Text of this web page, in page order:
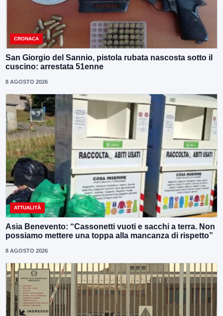
CRONACA
San Giorgio del Sannio, pistola rubata nascosta sotto il
cuscino: arrestata 51enne
8 AGOSTO 2026
ATTUALITÀ
Asia Benevento: “Cassonetti vuoti e sacchi a terra. Non
possiamo mettere una toppa alla mancanza di rispetto”
8 AGOSTO 2026